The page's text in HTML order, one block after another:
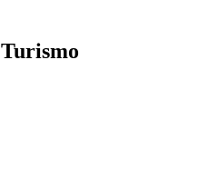
Turismo